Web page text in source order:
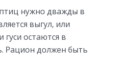
нужно дважды в
выгул, или
остаются в
Рацион должен быть